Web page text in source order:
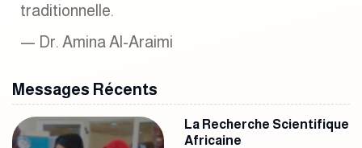
traditionnelle.
— Dr. Amina Al-Araimi
Messages Récents
La Recherche Scientifique
Africaine